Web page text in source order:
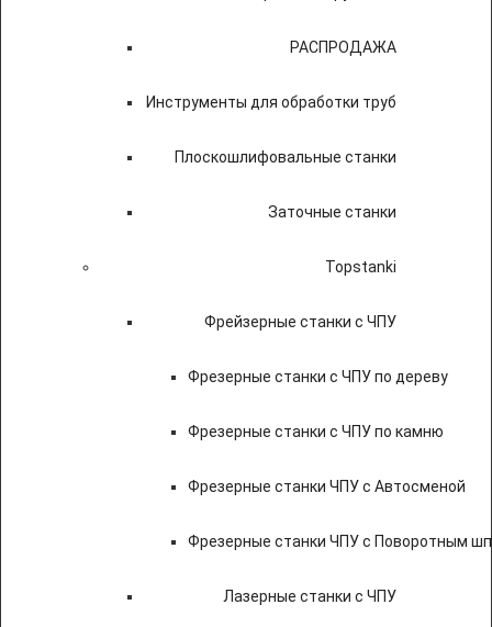
РАСПРОДАЖА
Инструменты для обработки труб
Плоскошлифовальные станки
Заточные станки
Topstanki
Фрейзерные станки с ЧПУ
Фрезерные станки с ЧПУ по дереву
Фрезерные станки с ЧПУ по камню
Фрезерные станки ЧПУ с Автосменой
Фрезерные станки ЧПУ с Поворотным
Лазерные станки с ЧПУ